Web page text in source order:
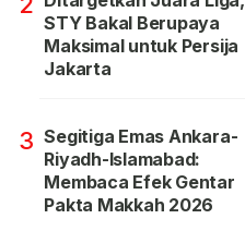
STY Bakal Berupaya
Maksimal untuk Persija
Jakarta
3 Segitiga Emas Ankara-
Riyadh-Islamabad:
Membaca Efek Gentar
Pakta Makkah 2026